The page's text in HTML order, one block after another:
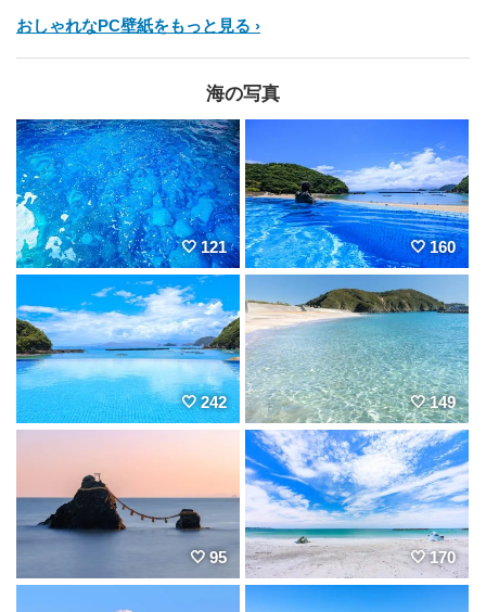
おしゃれなPC壁紙をもっと見る
海の写真
121 160
242 149
95 170